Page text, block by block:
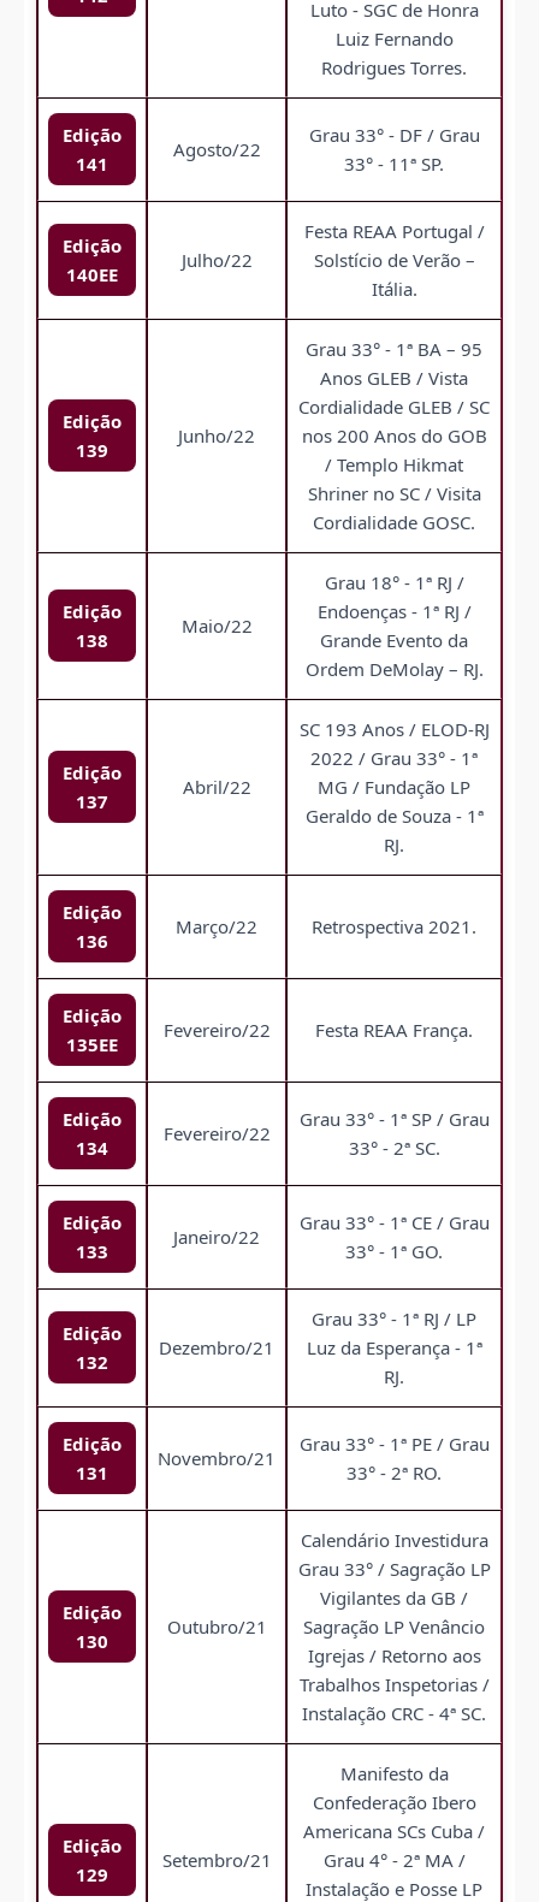
Luto - SGC de Honra
Luiz Fernando
Rodrigues Torres.
Edição
141
Agosto/22
Grau 33° - DF / Grau
33° - 11ª SP.
Edição
140EE
Julho/22
Festa REAA Portugal /
Solstício de Verão –
Itália.
Edição
139
Junho/22
Grau 33° - 1ª BA – 95
Anos GLEB / Vista
Cordialidade GLEB / SC
nos 200 Anos do GOB
/ Templo Hikmat
Shriner no SC / Visita
Cordialidade GOSC.
Edição
138
Maio/22
Grau 18° - 1ª RJ /
Endoenças - 1ª RJ /
Grande Evento da
Ordem DeMolay – RJ.
Edição
137
Abril/22
SC 193 Anos / ELOD-RJ
2022 / Grau 33° - 1ª
MG / Fundação LP
Geraldo de Souza - 1ª
RJ.
Edição
136
Março/22 Retrospectiva 2021.
Edição
135EE
Fevereiro/22 Festa REAA França.
Edição
134
Fevereiro/22
Grau 33° - 1ª SP / Grau
33° - 2ª SC.
Edição
133
Janeiro/22
Grau 33° - 1ª CE / Grau
33° - 1ª GO.
Edição
132
Dezembro/21
Grau 33° - 1ª RJ / LP
Luz da Esperança - 1ª
RJ.
Edição
131
Novembro/21
Grau 33° - 1ª PE / Grau
33° - 2ª RO.
Edição
130
Outubro/21
Calendário Investidura
Grau 33° / Sagração LP
Vigilantes da GB /
Sagração LP Venâncio
Igrejas / Retorno aos
Trabalhos Inspetorias /
Instalação CRC - 4ª SC.
Edição
129
Setembro/21
Manifesto da
Confederação Ibero
Americana SCs Cuba /
Grau 4° - 2ª MA /
Instalação e Posse LP